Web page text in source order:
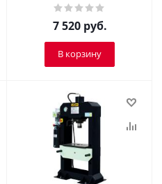
7 520руб.
В корзину